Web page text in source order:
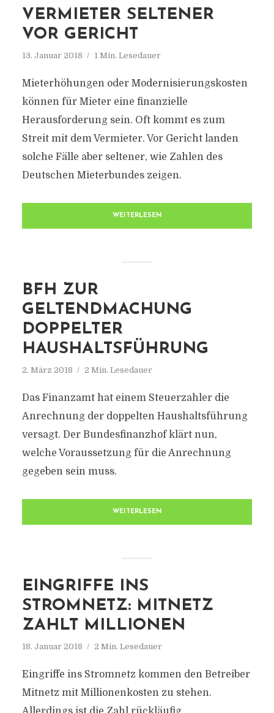
VERMIETER SELTENER
VOR GERICHT
13. Januar 2018 1 Min. Lesedauer
Mieterhöhungen oder Modernisierungskosten
können für Mieter eine finanzielle
Herausforderung sein. Oft kommt es zum
Streit mit dem Vermieter. Vor Gericht landen
solche Fälle aber seltener, wie Zahlen des
Deutschen Mieterbundes zeigen.
WEITERLESEN
BFH ZUR
GELTENDMACHUNG
DOPPELTER
HAUSHALTSFÜHRUNG
2. März 2018 2 Min. Lesedauer
Das Finanzamt hat einem Steuerzahler die
Anrechnung der doppelten Haushaltsführung
versagt. Der Bundesfinanzhof klärt nun,
welche Voraussetzung für die Anrechnung
gegeben sein muss.
WEITERLESEN
EINGRIFFE INS
STROMNETZ: MITNETZ
ZAHLT MILLIONEN
18. Januar 2018 2 Min. Lesedauer
Eingriffe ins Stromnetz kommen den Betreiber
Mitnetz mit Millionenkosten zu stehen.